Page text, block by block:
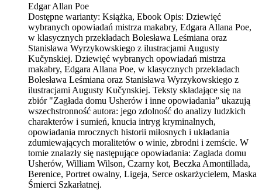
Edgar Allan Poe
Dostępne warianty: Książka, Ebook Opis: Dziewięć
wybranych opowiadań mistrza makabry, Edgara Allana Poe,
w klasycznych przekładach Bolesława Leśmiana oraz
Stanisława Wyrzykowskiego z ilustracjami Augusty
Kučynskiej. Dziewięć wybranych opowiadań mistrza
makabry, Edgara Allana Poe, w klasycznych przekładach
Bolesława Leśmiana oraz Stanisława Wyrzykowskiego z
ilustracjami Augusty Kučynskiej. Teksty składające się na
zbiór "Zagłada domu Usherów i inne opowiadania” ukazują
wszechstronność autora: jego zdolność do analizy ludzkich
charakterów i sumień, knucia intryg kryminalnych,
opowiadania mrocznych historii miłosnych i układania
zdumiewających moralitetów o winie, zbrodni i zemście. W
tomie znalazły się następujące opowiadania: Zagłada domu
Usherów, William Wilson, Czarny kot, Beczka Amontillada,
Berenice, Portret owalny, Ligeja, Serce oskarżycielem, Maska
Śmierci Szkarłatnej.